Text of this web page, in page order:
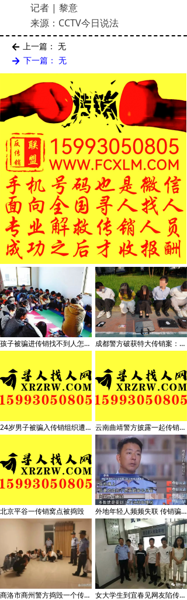
记者 | 黎意
来源：CCTV今日说法
녔 上一篇： 无
녒 下一篇： 无
孩子被骗进传销找不到人怎么办？怎么寻找解救传销人员 成都警方破获特大传销案：专盯大学生，有专人扮警察考验被抓后话术
24岁男子被骗入传销组织遭折磨致死 云南曲靖警方披露一起传销案件侦破细节：24岁男子因不顺从遭折磨致死
北京平谷一传销窝点被捣毁 外地年轻人频频失联 传销骗局为何总有人上当
商洛市商州警方捣毁一个传销窝点遣散12名传销人员 女大学生到宜春见网友陷传销组织警方打掉多个传销窝点